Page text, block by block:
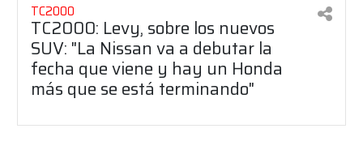
TC2000
TC2000: Levy, sobre los nuevos
SUV: "La Nissan va a debutar la
fecha que viene y hay un Honda
más que se está terminando"